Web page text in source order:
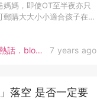
專欄分享．教育路．mami熱話．bloggers 7 years ago
媽，即使OT至半夜亦只
郵購大大小小適合孩子在
落空 是否一定要